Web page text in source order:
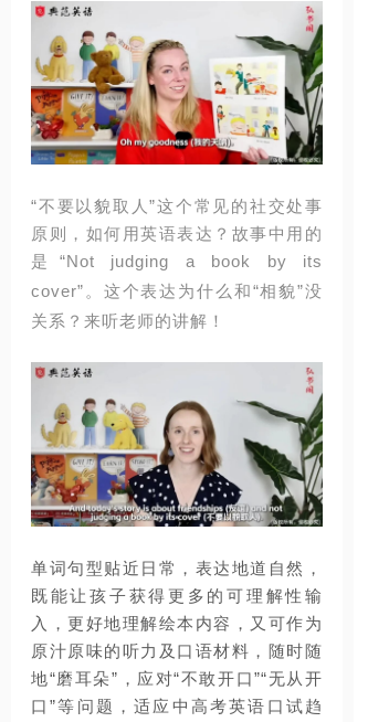
“不要以貌取人”这个常见的社交处事
原则，如何用英语表达？故事中用的
是“Not judging a book by its
cover”。这个表达为什么和“相貌”没
关系？来听老师的讲解！
单词句型贴近日常，表达地道自然，
既能让孩子获得更多的可理解性输
入，更好地理解绘本内容，又可作为
原汁原味的听力及口语材料，随时随
地“磨耳朵”，应对“不敢开口”“无从开
口”等问题，适应中高考英语口试趋